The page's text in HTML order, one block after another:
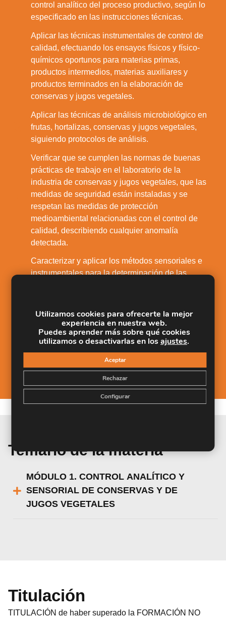
control analítico del proceso productivo, según lo
especificado en las instrucciones técnicas.
Aplicar las técnicas instrumentales de control de
calidad, efectuando los ensayos físicos y físico-
químicos oportunos para materias primas,
productos intermedios, materias auxiliares y
productos terminados en la elaboración de
conservas y jugos vegetales.
Aplicar las técnicas de análisis microbiológico en
frutas, hortalizas, conservas y jugos vegetales,
siguiendo protocolos de análisis.
Verificar que se cumplen las normas de buenas
prácticas de trabajo en el laboratorio de la
industria de conservas y jugos vegetales, que las
medidas de seguridad están instaladas y se
respetan las medidas de protección
medioambiental relacionadas con el control de
calidad, describiendo cualquier anomalía
detectada.
5.
Caracterizar y aplicar los métodos sensoriales e
instrumentales para la determinación de las
Controlar y remitir la documentación de los
ensayos y análisis de acuerdo con los
procedimientos operativos establecidos para las
frutas, hortalizas y las conservas y jugos
Temario de la materia
MÓDULO 1. CONTROL ANALÍTICO Y
SENSORIAL DE CONSERVAS Y DE
JUGOS VEGETALES
Titulación
TITULACIÓN de haber superado la FORMACIÓN NO
Utilizamos cookies para ofrecerte la mejor
experiencia en nuestra web.
Puedes aprender más sobre qué cookies
utilizamos o desactivarlas en losajustes.
Aceptar
Rechazar
Configurar